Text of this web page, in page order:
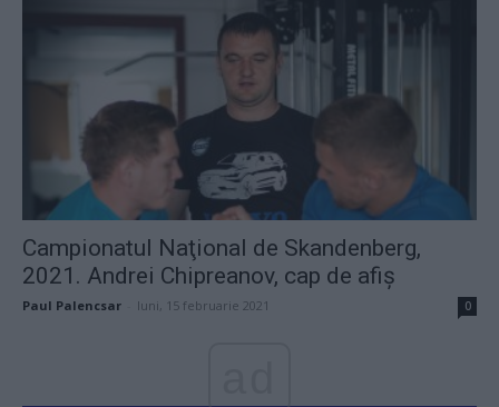
Campionatul Naţional de Skandenberg,
2021. Andrei Chipreanov, cap de afiş
Paul Palencsar luni, 15 februarie 2021 0